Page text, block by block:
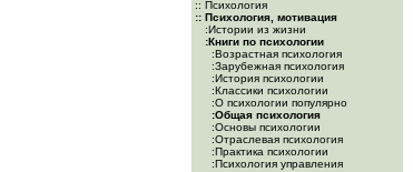
:: Психология
:: Психология, мотивация
:Истории из жизни
:Книги по психологии
:Возрастная психология
:Зарубежная психология
:История психологии
:Классики психологии
:О психологии популярно
:Общая психология
:Основы психологии
:Отраслевая психология
:Практика психологии
:Психология управления